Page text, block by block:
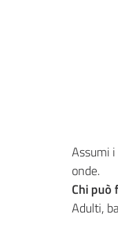
Assumi
onde.
Chi può
Adulti,